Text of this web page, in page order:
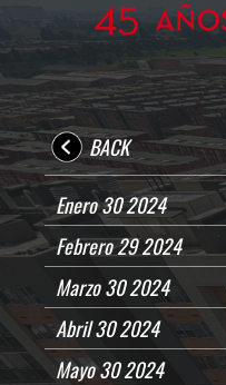
BACK
Enero 30 2024
Febrero 29 2024
Marzo 30 2024
Abril 30 2024
Mayo 30 2024